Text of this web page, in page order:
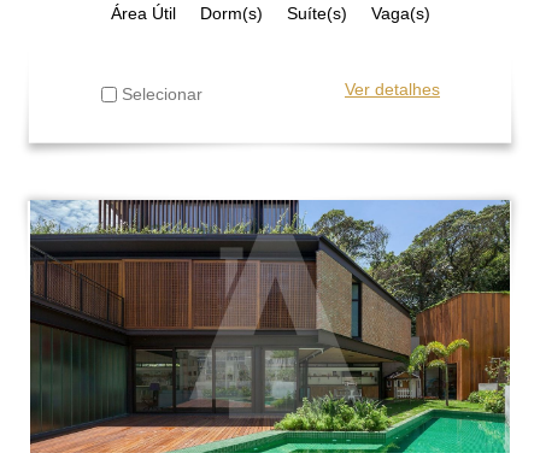
Área Útil
Dorm(s)
Suíte(s)
Vaga(s)
Selecionar Ver detalhes